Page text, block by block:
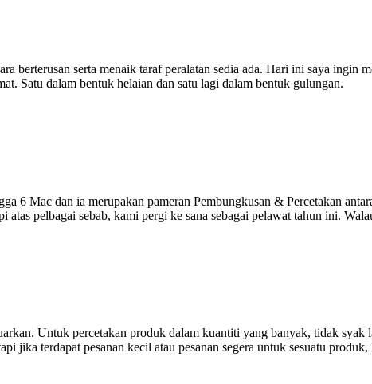
berterusan serta menaik taraf peralatan sedia ada. Hari ini saya ingin
Satu dalam bentuk helaian dan satu lagi dalam bentuk gulungan.
6 Mac dan ia merupakan pameran Pembungkusan & Percetakan
pelbagai sebab, kami pergi ke sana sebagai pelawat tahun ini.
Untuk percetakan produk dalam kuantiti yang banyak, tidak
jika terdapat pesanan kecil atau pesanan segera untuk sesuatu